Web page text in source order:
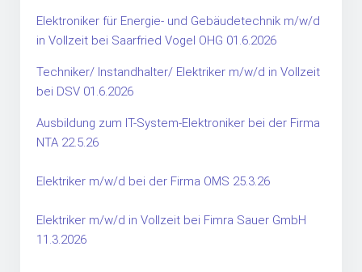
Elektroniker für Energie- und Gebäudetechnik m/w/d
in Vollzeit bei Saarfried Vogel OHG 01.6.2026
Techniker/ Instandhalter/ Elektriker m/w/d in Vollzeit
bei DSV 01.6.2026
Ausbildung zum IT-System-Elektroniker bei der Firma
NTA 22.5.26
Elektriker m/w/d bei der Firma OMS 25.3.26
Elektriker m/w/d in Vollzeit bei Fimra Sauer GmbH
11.3.2026